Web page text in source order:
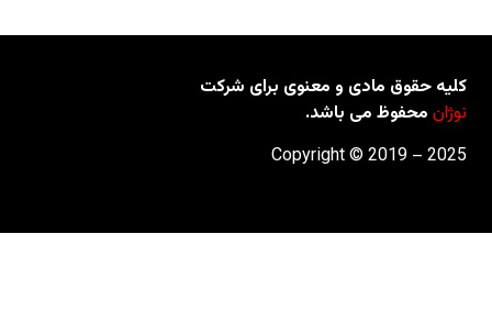
و معنوی برای شرکت
می باشد.